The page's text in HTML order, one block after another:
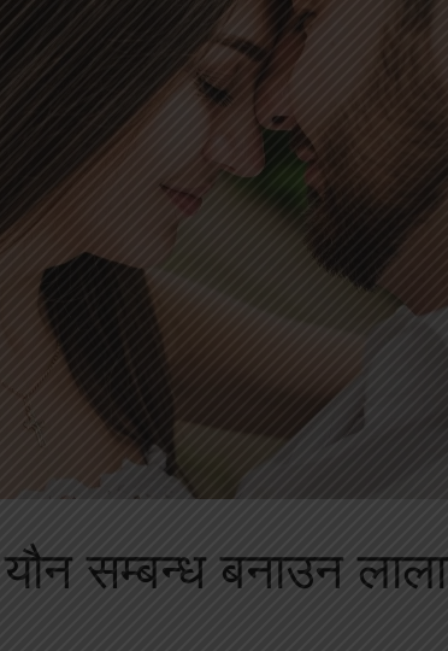
सम्बन्ध बनाउन